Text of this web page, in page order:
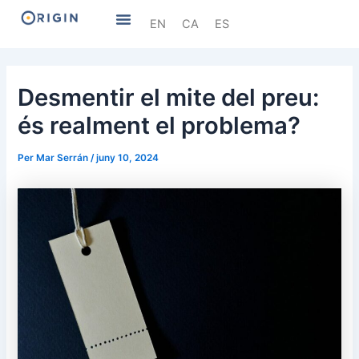
Menu
EN CA ES
Desmentir el mite del preu:
és realment el problema?
Per Mar Serrán /juny 10, 2024
Navegació
d'entrades